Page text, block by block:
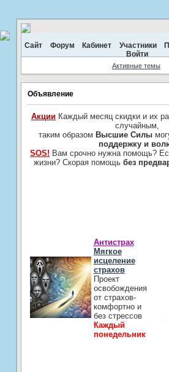
Сайт Форум Кабинет Участники
Войти
Активные темы
Объявление
АкцииКаждый месяц скидки и их
случайным,
таким образом Высшие Силы
поддержку и
SOS! Вам срочно нужна помощь?
жизни? Скорая помощь без
Антистрах
Мягкое
исцеление
страхов
Проект
освобождения
от страхов-
комфортно и
без стрессов
Каждый
понедельник